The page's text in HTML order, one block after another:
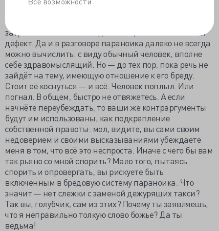
человека, при паранойе личность практически не
затрагивается. Нет исхода в эмоционально волевой
дефект. Да и в разговоре параноика далеко не всегда
можно вычислить: с виду обычный человек, вполне
себе здравомыслящий. Но — до тех пор, пока речь не
зайдёт на тему, имеющую отношение к его бреду.
Стоит её коснуться — и всё. Человек поплыл. Или
погнал. В общем, быстро не отвяжетесь. А если
начнёте переубеждать, то ваши же контраргументы
будут им использованы, как подкрепление
собственной правоты: мол, видите, вы сами своим
недоверием и своими высказываниями убеждаете
меня в том, что всё это неспроста. Иначе с чего бы вам
так рьяно со мной спорить? Мало того, пытаясь
спорить и опровергать, вы рискуете быть
включенным в бредовую систему параноика. Что
значит — нет слежки с заменой дежурящих такси?
Так вы, голубчик, сам из этих? Почему ты заявляешь,
что я неправильно толкую слово божье? Да ты
ведьма!